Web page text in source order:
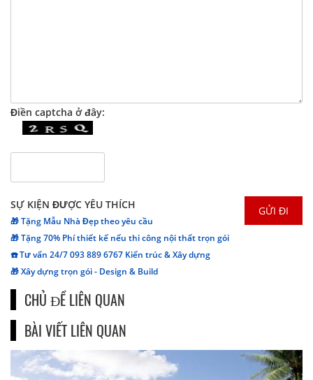
Điền captcha ở đây:
SỰ KIỆN ĐƯỢC YÊU THÍCH
🎁 Tặng Mẫu Nhà Đẹp theo yêu cầu
🎁 Tặng 70% Phí thiết kế nếu thi công nội thất trọn gói
☎️ Tư vấn 24/7 093 889 6767 Kiến trúc & Xây dựng
🎁 Xây dựng trọn gói - Design & Build
CHỦ ĐỀ LIÊN QUAN
BÀI VIẾT LIÊN QUAN